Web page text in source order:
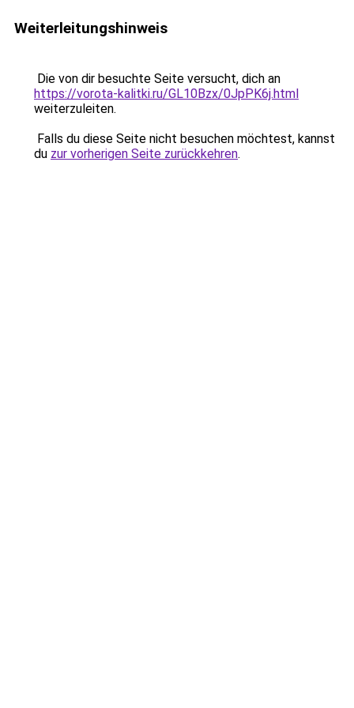
Weiterleitungshinweis
Die von dir besuchte Seite versucht, dich an
https://vorota-kalitki.ru/GL10Bzx/0JpPK6j.html
weiterzuleiten.
Falls du diese Seite nicht besuchen möchtest, kannst
du zur vorherigen Seite zurückkehren.